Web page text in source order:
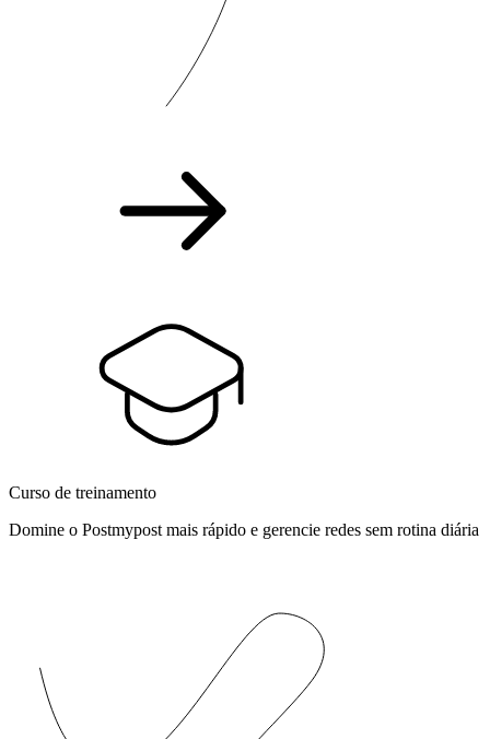
Curso de treinamento
Domine o Postmypost mais rápido e gerencie redes sem rotina diária